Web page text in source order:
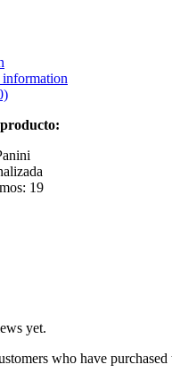
19
yet.
who have